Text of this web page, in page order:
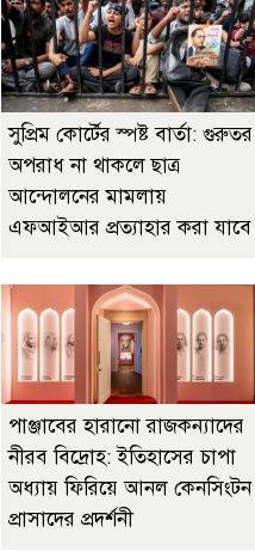
সুপ্রিম কোর্টের স্পষ্ট বার্তা: গুরুতর
অপরাধ না থাকলে ছাত্র
আন্দোলনের মামলায়
এফআইআর প্রত্যাহার করা যাবে
পাঞ্জাবের হারানো রাজকন্যাদের
নীরব বিদ্রোহ: ইতিহাসের চাপা
অধ্যায় ফিরিয়ে আনল কেনসিংটন
প্রাসাদের প্রদর্শনী